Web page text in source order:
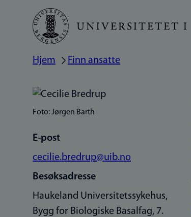
Hopp
hovedinnhold
Navigasjonssti
Hjem Finn ansatte
Foto: Jørgen Barth
E-post
cecilie.bredrup@uib.no
Besøksadresse
Haukeland Universitetssykehus,
Bygg for Biologiske Basalfag, 7.